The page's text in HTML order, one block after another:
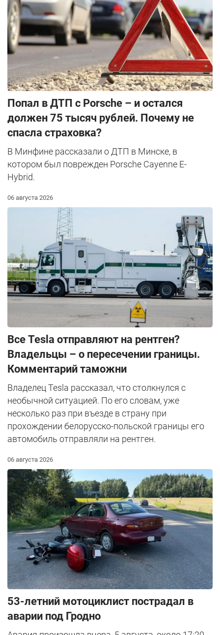
​Попал в ДТП с Porsche – и остался
должен 75 тысяч рублей. Почему не
спасла страховка?
В Минфине рассказали о ДТП в Минске, в
котором был поврежден Porsche Cayenne E-
Hybrid.
06 августа 2026
Все Tesla отправляют на рентген?
Владельцы – о пересечении границы.
Комментарий таможни
Владелец Tesla рассказал, что столкнулся с
необычной ситуацией. По его словам, уже
несколько раз при въезде в страну при
прохождении белорусско-польской границы его
автомобиль отправляли на рентген.
06 августа 2026
53-летний мотоциклист пострадал в
аварии под Гродно